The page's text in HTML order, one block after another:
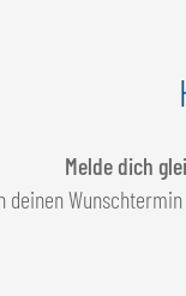
Melde dich
deinen